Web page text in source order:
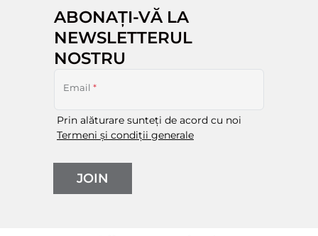
ABONAȚI-VĂ LA
NEWSLETTERUL
NOSTRU
Email *
Prin alăturare sunteți de acord cu noi
Termeni și condiții generale
JOIN